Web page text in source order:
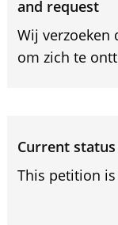
and request
Wij verzoeken
om zich te
Current status
This petition